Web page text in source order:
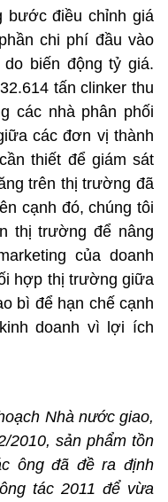
bước điều chỉnh giá
chi phí đầu vào
biến động tỷ giá.
tấn clinker thu
các nhà phân phối
các đơn vị thành
thiết để giám sát
trên thị trường đã
cạnh đó, chúng tôi
thị trường để nâng
của doanh
hợp thị trường giữa
bì để hạn chế cạnh
doanh vì lợi ích
Nhà nước giao,
2010, sản phẩm tồn
ông đã đề ra định
tác 2011 để vừa